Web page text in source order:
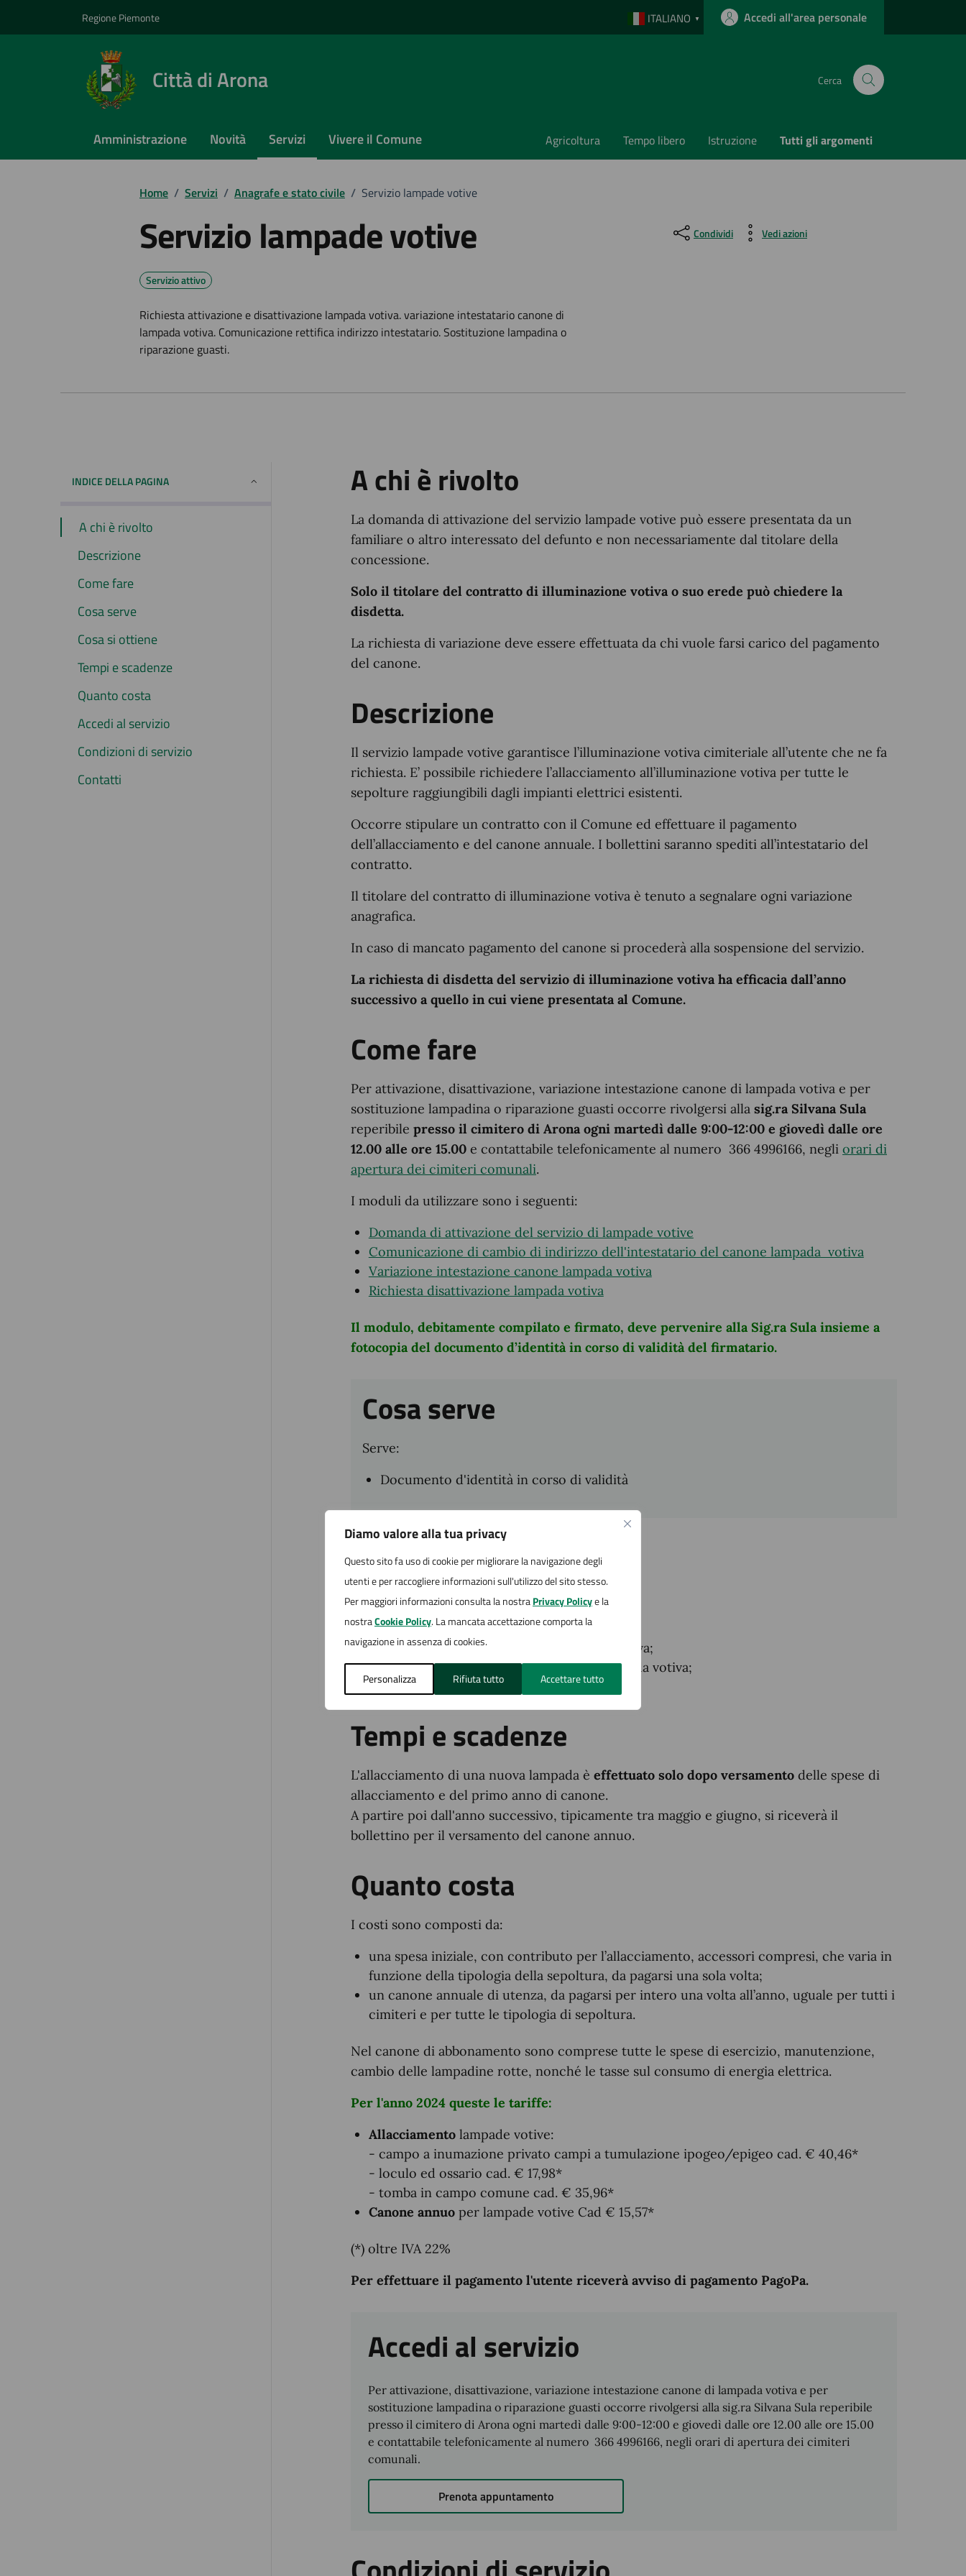
Diamo valore alla tua privacy
Questo sito fa uso di cookie per migliorare la navigazione degli
utenti e per raccogliere informazioni sull'utilizzo del sito stesso.
Per maggiori informazioni consulta la nostraPrivacy Policye la
nostraCookie Policy. La mancata accettazione comporta la
navigazione in assenza di cookies.
Personalizza Rifiuta tutto Accettare tutto
Regione Piemonte ITALIANO ▼ Accedi all'area personale
Città di Arona Cerca
Amministrazione Novità Servizi Vivere il Comune Agricoltura Tempo libero Istruzione Tutti gli argomenti
Home / Servizi / Anagrafe e stato civile / Servizio lampade votive
Servizio lampade votive
Servizio attivo
Richiesta attivazione e disattivazione lampada votiva. variazione intestatario canone di
lampada votiva. Comunicazione rettifica indirizzo intestatario. Sostituzione lampadina o
riparazione guasti.
Condividi Vedi azioni
INDICE DELLA PAGINA
A chi è rivolto
Descrizione
Come fare
Cosa serve
Cosa si ottiene
Tempi e scadenze
Quanto costa
Accedi al servizio
Condizioni di servizio
Contatti
A chi è rivolto
La domanda di attivazione del servizio lampade votive può essere presentata da un
familiare o altro interessato del defunto e non necessariamente dal titolare della
concessione.
Solo il titolare del contratto di illuminazione votiva o suo erede può chiedere la
disdetta.
La richiesta di variazione deve essere effettuata da chi vuole farsi carico del pagamento
del canone.
Descrizione
Il servizio lampade votive garantisce l’illuminazione votiva cimiteriale all’utente che ne fa
richiesta. E’ possibile richiedere l’allacciamento all’illuminazione votiva per tutte le
sepolture raggiungibili dagli impianti elettrici esistenti.
Occorre stipulare un contratto con il Comune ed effettuare il pagamento
dell’allacciamento e del canone annuale. I bollettini saranno spediti all’intestatario del
contratto.
Il titolare del contratto di illuminazione votiva è tenuto a segnalare ogni variazione
anagrafica.
In caso di mancato pagamento del canone si procederà alla sospensione del servizio.
La richiesta di disdetta del servizio di illuminazione votiva ha efficacia dall’anno
successivo a quello in cui viene presentata al Comune.
Come fare
Per attivazione, disattivazione, variazione intestazione canone di lampada votiva e per
sostituzione lampadina o riparazione guasti occorre rivolgersi alla sig.ra Silvana Sula
reperibile presso il cimitero di Arona ogni martedì dalle 9:00-12:00 e giovedì dalle ore
12.00 alle ore 15.00 e contattabile telefonicamente al numero 366 4996166, negli orari di
apertura dei cimiteri comunali.
I moduli da utilizzare sono i seguenti:
Domanda di attivazione del servizio di lampade votive
Comunicazione di cambio di indirizzo dell'intestatario del canone lampada votiva
Variazione intestazione canone lampada votiva
Richiesta disattivazione lampada votiva
Il modulo, debitamente compilato e firmato, deve pervenire alla Sig.ra Sula insieme a
fotocopia del documento d’identità in corso di validità del firmatario.
Cosa serve
Serve:
Documento d'identità in corso di validità
Cosa si ottiene
In base al caso:
attivazione della lampada votiva;
variazione intestazione canone lampada votiva;
rettifica indirizzo intestatario canone lampada votiva;
disattivazione lampada votiva.
Tempi e scadenze
L'allacciamento di una nuova lampada è effettuato solo dopo versamento delle spese di
allacciamento e del primo anno di canone.
A partire poi dall'anno successivo, tipicamente tra maggio e giugno, si riceverà il
bollettino per il versamento del canone annuo.
Quanto costa
I costi sono composti da:
una spesa iniziale, con contributo per l’allacciamento, accessori compresi, che varia in
funzione della tipologia della sepoltura, da pagarsi una sola volta;
un canone annuale di utenza, da pagarsi per intero una volta all’anno, uguale per tutti i
cimiteri e per tutte le tipologia di sepoltura.
Nel canone di abbonamento sono comprese tutte le spese di esercizio, manutenzione,
cambio delle lampadine rotte, nonché le tasse sul consumo di energia elettrica.
Per l'anno 2024 queste le tariffe:
Allacciamento lampade votive:
- campo a inumazione privato campi a tumulazione ipogeo/epigeo cad. € 40,46*
- loculo ed ossario cad. € 17,98*
- tomba in campo comune cad. € 35,96*
Canone annuoper lampade votive Cad € 15,57*
(*) oltre IVA 22%
Per effettuare il pagamento l'utente riceverà avviso di pagamento PagoPa.
Accedi al servizio
Per attivazione, disattivazione, variazione intestazione canone di lampada votiva e per
sostituzione lampadina o riparazione guasti occorre rivolgersi alla sig.ra Silvana Sula reperibile
presso il cimitero di Arona ogni martedì dalle 9:00-12:00 e giovedì dalle ore 12.00 alle ore 15.00
e contattabile telefonicamente al numero 366 4996166, negli orari di apertura dei cimiteri
comunali.
Prenota appuntamento